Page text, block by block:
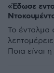
«Έδωσε
Το ένταλμα
Ποια είναι